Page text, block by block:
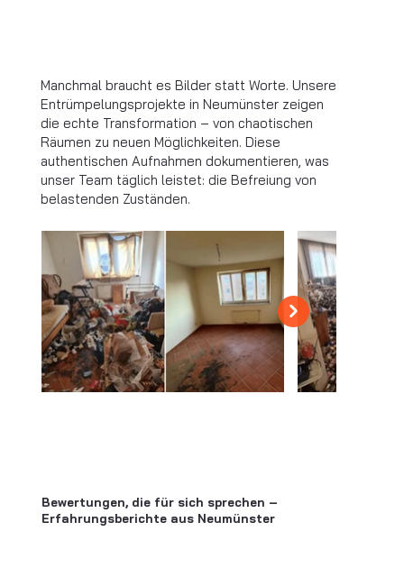
Manchmal braucht es Bilder statt Worte. Unsere
Entrümpelungsprojekte in Neumünster zeigen
die echte Transformation – von chaotischen
Räumen zu neuen Möglichkeiten. Diese
authentischen Aufnahmen dokumentieren, was
unser Team täglich leistet: die Befreiung von
belastenden Zuständen.
Bewertungen, die für sich sprechen –
Erfahrungsberichte aus Neumünster